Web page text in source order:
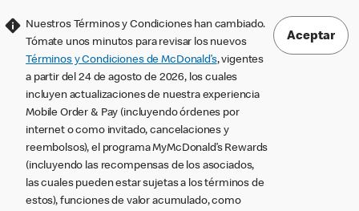
Nuestros Términos y Condiciones han cambiado.
Tómate unos minutos para revisar los nuevos
Términos y Condiciones de McDonald’s, vigentes
a partir del 24 de agosto de 2026, los cuales
incluyen actualizaciones de nuestra experiencia
Mobile Order & Pay (incluyendo órdenes por
internet o como invitado, cancelaciones y
reembolsos), el programa MyMcDonald’s Rewards
(incluyendo las recompensas de los asociados,
las cuales pueden estar sujetas a los términos de
estos), funciones de valor acumulado, como
Aceptar